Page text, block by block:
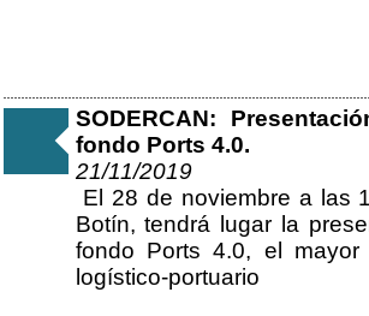
SODERCAN:
fondo Ports 4.0.
21/11/2019
El 28 de noviembre a las
Botín, tendrá lugar la
fondo Ports 4.0, el
logístico-portuario